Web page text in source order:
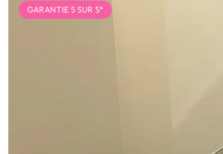
GARANTIE 5 SUR 5*